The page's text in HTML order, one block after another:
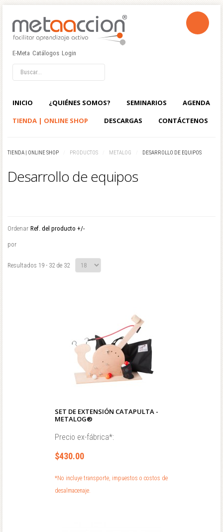
E-Meta Catálogos Login
INICIO ¿QUIÉNES SOMOS? SEMINARIOS
AGENDA
TIENDA | ONLINE SHOP
DESCARGAS CONTÁCTENOS
TIENDA | ONLINE SHOP PRODUCTOS METALOG DESARROLLO DE EQUIPOS
Desarrollo de equipos
Ordenar
por
Ref. del producto +/-
Resultados 19 - 32 de 32
SET DE EXTENSIÓN CATAPULTA -
METALOG®
Precio ex-fábrica*:
$430.00
*No incluye transporte, impuestos o costos de
desalmacenaje.
LOG IN
Contraseña
Identificarse